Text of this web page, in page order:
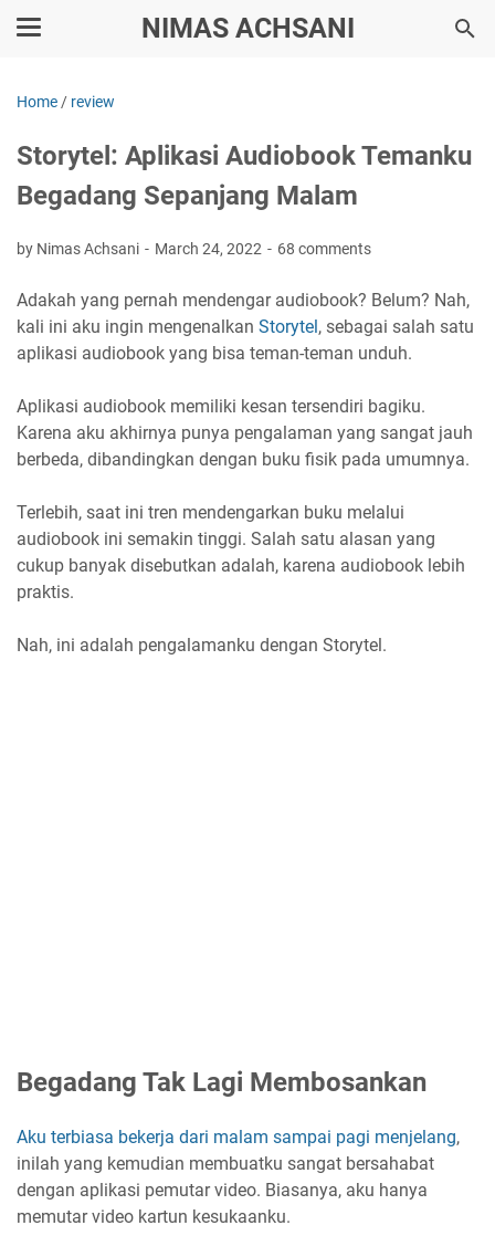
NIMAS ACHSANI
Home / review
Storytel: Aplikasi Audiobook Temanku
Begadang Sepanjang Malam
by Nimas Achsani March 24, 2022 68 comments
Adakah yang pernah mendengar audiobook? Belum? Nah,
kali ini aku ingin mengenalkan Storytel, sebagai salah satu
aplikasi audiobook yang bisa teman-teman unduh.
Aplikasi audiobook memiliki kesan tersendiri bagiku.
Karena aku akhirnya punya pengalaman yang sangat jauh
berbeda, dibandingkan dengan buku fisik pada umumnya.
Terlebih, saat ini tren mendengarkan buku melalui
audiobook ini semakin tinggi. Salah satu alasan yang
cukup banyak disebutkan adalah, karena audiobook lebih
praktis.
Nah, ini adalah pengalamanku dengan Storytel.
Begadang Tak Lagi Membosankan
Aku terbiasa bekerja dari malam sampai pagi menjelang,
inilah yang kemudian membuatku sangat bersahabat
dengan aplikasi pemutar video. Biasanya, aku hanya
memutar video kartun kesukaanku.